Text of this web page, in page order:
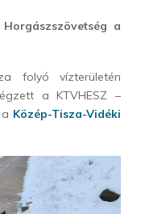
a
folyó vízterületén
a KTVHESZ –
Közép-Tisza-Vidéki